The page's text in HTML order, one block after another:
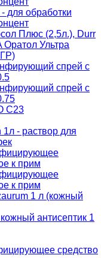
для обработки
Плюс (2,5л.), Durr
Оратол Ультра
спрей с
спрей с
С23
- раствор для
к прим
к прим
1 л (кожный
антисептик 1
средство